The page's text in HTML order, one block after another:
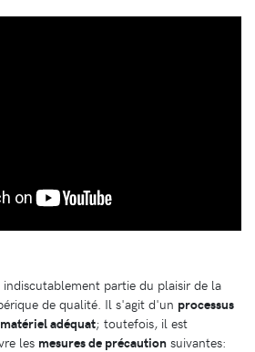
partie du plaisir de la
de qualité. Il s'agit d'un processus
adéquat; toutefois, il est
les mesures de précaution suivantes: